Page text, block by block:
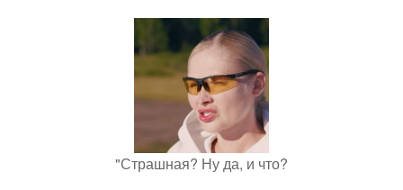
"Страшная? Ну да, и что?